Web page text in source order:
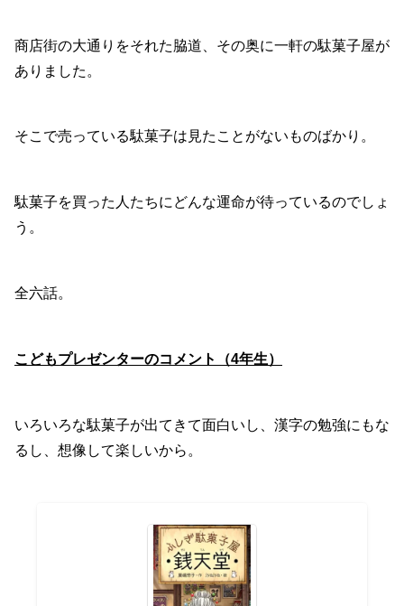
商店街の大通りをそれた脇道、その奥に一軒の駄菓子屋が
ありました。
そこで売っている駄菓子は見たことがないものばかり。
駄菓子を買った人たちにどんな運命が待っているのでしょ
う。
全六話。
こどもプレゼンターのコメント（4年生）
いろいろな駄菓子が出てきて面白いし、漢字の勉強にもな
るし、想像して楽しいから。